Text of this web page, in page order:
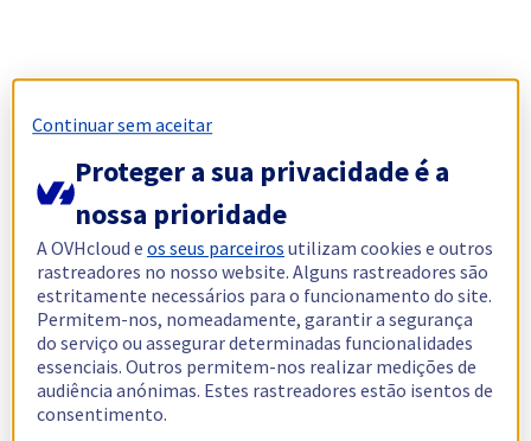
Continuar sem aceitar
Proteger a sua privacidade é a
nossa prioridade
A OVHcloud eos seus parceiros utilizam cookies e outros
rastreadores no nosso website. Alguns rastreadores são
estritamente necessários para o funcionamento do site.
Permitem-nos, nomeadamente, garantir a segurança
do serviço ou assegurar determinadas funcionalidades
essenciais. Outros permitem-nos realizar medições de
audiência anónimas. Estes rastreadores estão isentos de
consentimento.